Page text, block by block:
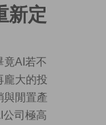
新定
竟AI若不
龐大的投
與閒置產
公司極高